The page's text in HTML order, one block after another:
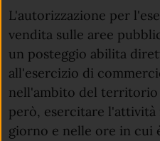
L'autorizzazione per
vendita sulle aree
un posteggio abilita
all'esercizio di
nell'ambito del territorio
però, esercitare
giorno e nelle ore in cui